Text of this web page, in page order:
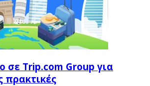
σε Trip.com Group για
πρακτικές